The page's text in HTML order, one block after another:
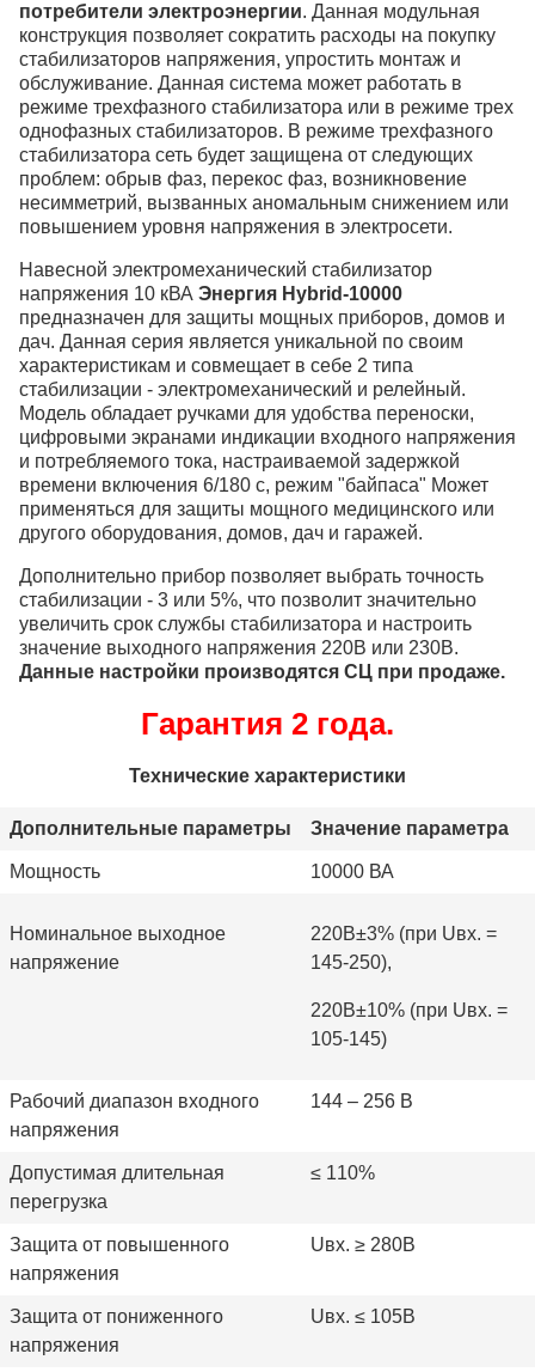
потребители электроэнергии. Данная модульная
конструкция позволяет сократить расходы на покупку
стабилизаторов напряжения, упростить монтаж и
обслуживание. Данная система может работать в
режиме трехфазного стабилизатора или в режиме трех
однофазных стабилизаторов. В режиме трехфазного
стабилизатора сеть будет защищена от следующих
проблем: обрыв фаз, перекос фаз, возникновение
несимметрий, вызванных аномальным снижением или
повышением уровня напряжения в электросети.
Навесной электромеханический стабилизатор
напряжения 10 кВА Энергия Hybrid-10000
предназначен для защиты мощных приборов, домов и
дач. Данная серия является уникальной по своим
характеристикам и совмещает в себе 2 типа
стабилизации - электромеханический и релейный.
Модель обладает ручками для удобства переноски,
цифровыми экранами индикации входного напряжения
и потребляемого тока, настраиваемой задержкой
времени включения 6/180 с, режим "байпаса" Может
применяться для защиты мощного медицинского или
другого оборудования, домов, дач и гаражей.
Дополнительно прибор позволяет выбрать точность
стабилизации - 3 или 5%, что позволит значительно
увеличить срок службы стабилизатора и настроить
значение выходного напряжения 220В или 230В.
Данные настройки производятся СЦ при продаже.
Гарантия 2 года.
Технические характеристики
Дополнительные параметры Значение параметра
Мощность 10000 ВА
Номинальное выходное
напряжение
220В±3% (при Uвх. =
145-250),
220В±10% (при Uвх. =
105-145)
Рабочий диапазон входного
напряжения
144 – 256 В
Допустимая длительная
перегрузка
≤ 110%
Защита от повышенного
напряжения
Uвх. ≥ 280В
Защита от пониженного
напряжения
Uвх. ≤ 105В